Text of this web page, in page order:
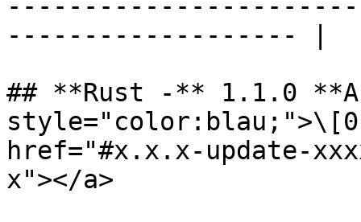
------------------- |
## **Rust -** 1.1.0
href="#x.x.x-update-
x"></a>